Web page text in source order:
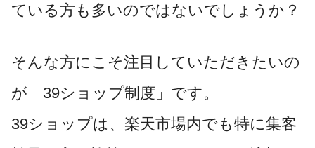
ている方も多いのではないでしょうか？
そんな方にこそ注目していただきたいの
が「39ショップ制度」です。
39ショップは、楽天市場内でも特に集客